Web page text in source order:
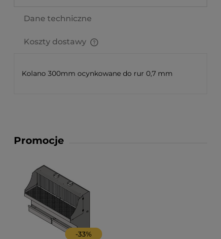
Dane techniczne
Koszty dostawy
Kolano 300mm ocynkowane do rur 0,7 mm
Promocje
-33%